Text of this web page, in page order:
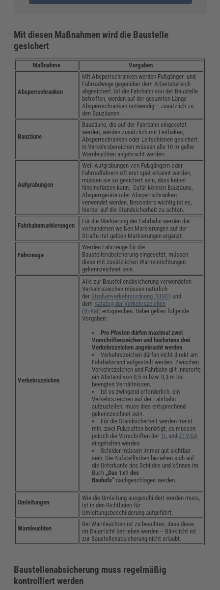
Mit diesen Maßnahmen wird die Baustelle
gesichert
Maßnahme Vorgaben
Absperrschranken
Mit Absperrschranken werden Fußgänger- und
Fahrradwege gegenüber dem Arbeitsbereich
abgesichert. Ist die Fahrbahn von der Baustelle
betroffen, werden auf der gesamten Länge
Absperrschranken notwendig – zusätzlich zu
den Bauzäunen.
Bauzäune
Bauzäune, die auf der Fahrbahn eingesetzt
werden, werden zusätzlich mit Leitbaken,
Absperrschranken oder Leitschienen gesichert.
In Verkehrsbereichen müssen alle 10 m gelbe
Warnleuchten angebracht werden.
Aufgrabungen
Weil Aufgrabungen von Fußgängern oder
Fahrradfahrern oft erst spät erkannt werden,
müssen sie so gesichert sein, dass keiner
hineinstürzen kann. Dafür können Bauzäune,
Absperrgeräte oder Absperrschranken
verwendet werden. Besonders wichtig ist es,
hierbei auf die Standsicherheit zu achten.
Fahrbahnmarkierungen
Für die Markierung der Fahrbahn werden die
vorhandenen weißen Markierungen auf der
Straße mit gelben Markierungen ergänzt.
Fahrzeuge
Werden Fahrzeuge für die
Baustellenabsicherung eingesetzt, müssen
diese mit zusätzlichen Warneinrichtungen
gekennzeichnet sein.
Verkehrszeichen
Alle zur Baustellenabsicherung verwendeten
Verkehrszeichen müssen natürlich
derStraßenverkehrsordnung (StVO) und
dem Katalog der Verkehrszeichen
(VzKat) entsprechen. Dabei gelten folgende
Vorgaben:
Pro Pfosten dürfen maximal zwei
Vorschriftenzeichen und höchstens drei
Verkehrszeichen angebracht werden.
Verkehrszeichen dürfen nicht direkt am
Fahrbahnrand aufgestellt werden. Zwischen
Verkehrszeichen und Fahrbahn gilt innerorts
ein Abstand von 0,5 m bzw. 0,3 m bei
beengten Verhältnissen.
Ist es zwingend erforderlich, ein
Verkehrszeichen auf der Fahrbahn
aufzustellen, muss dies entsprechend
gekennzeichnet sein.
Für die Standsicherheit werden meist
min. zwei Fußplatten benötigt; es müssen
jedoch die Vorschriften derTL undZTV-SA
eingehalten werden.
Schilder müssen immer gut sichtbar
sein. Die Aufstellhöhen beziehen sich auf
die Unterkante des Schildes und können im
Buch „Das 1x1 des
Bauhofs“ nachgeschlagen werden.
Umleitungen
Wie die Umleitung ausgeschildert werden muss,
ist in den Richtlinien für
Umleitungsbeschilderung aufgeführt.
Warnleuchten
Bei Warnleuchten ist zu beachten, dass diese
im Dauerlicht betrieben werden – Blinklicht ist
zur Baustellenabsicherung nicht erlaubt.
Baustellenabsicherung muss regelmäßig
kontrolliert werden